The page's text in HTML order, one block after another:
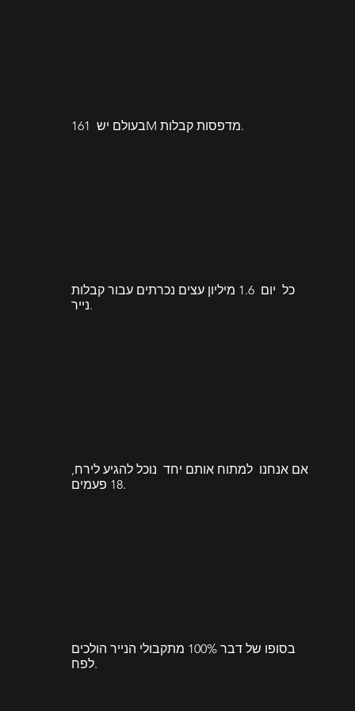
בעולם יש 161M מדפסות קבלות.
כל יום 1.6 מיליון עצים נכרתים עבור קבלות
נייר.
אם אנחנו למתוח אותם יחד נוכל להגיע לירח,
18 פעמים.
בסופו של דבר 100% מתקבולי הנייר הולכים
לפח.